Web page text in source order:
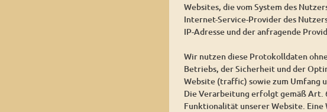
Websites, die vom System des
Internet-Service-Provider des
IP-Adresse und der anfragende
Wir nutzen diese Protokolldaten
Betriebs, der Sicherheit und der
Website (traffic) sowie zum Umfang
Die Verarbeitung erfolgt gemäß Art.
Funktionalität unserer Website.